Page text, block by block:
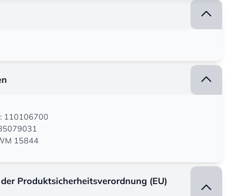
110106700
15844
Produktsicherheitsverordnung (EU)